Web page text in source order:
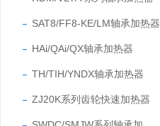
SAT8/FF8-KE/LM轴承加热器
HAi/QAi/QX轴承加热器
TH/TIH/YNDX轴承加热器
ZJ20K系列齿轮快速加热器